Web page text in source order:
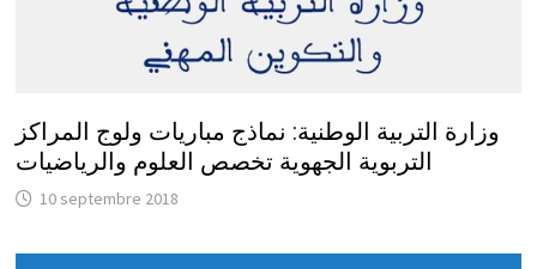
وزارة التربية الوطنية: نماذج مباريات ولوج المراكز
التربوية الجهوية تخصص العلوم والرياضيات
10 septembre 2018